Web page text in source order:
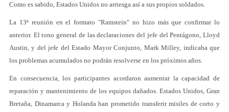
Como es sabido, Estados Unidos no arriesga así a sus propios soldados.
La 13ª reunión en el formato "Ramstein" no hizo más que confirmar lo
anterior. El tono general de las declaraciones del jefe del Pentágono, Lloyd
Austin, y del jefe del Estado Mayor Conjunto, Mark Milley, indicaba que
los problemas acumulados no podrán resolverse en los próximos años.
En consecuencia, los participantes acordaron aumentar la capacidad de
reparación y mantenimiento de los equipos dañados. Estados Unidos, Gran
Bretaña, Dinamarca y Holanda han prometido transferir misiles de corto y